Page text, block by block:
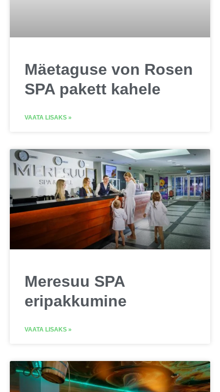
Mäetaguse von Rosen
SPA pakett kahele
VAATA LISAKS »
Meresuu SPA
eripakkumine
VAATA LISAKS »